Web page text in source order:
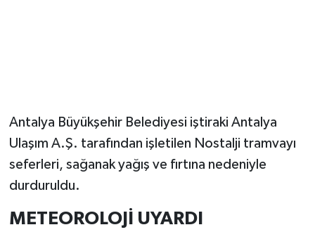
Antalya Büyükşehir Belediyesi iştiraki Antalya
Ulaşım A.Ş. tarafından işletilen Nostalji tramvayı
seferleri, sağanak yağış ve fırtına nedeniyle
durduruldu.
METEOROLOJİ UYARDI